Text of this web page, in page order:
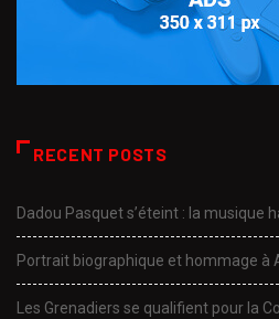
RECENT POSTS
Dadou Pasquet s’éteint : la musique
Portrait biographique et hommage à
Les Grenadiers se qualifient pour la